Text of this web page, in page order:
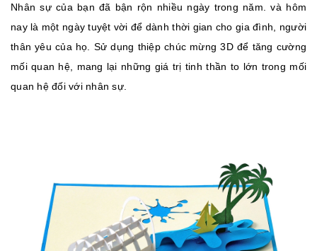
Nhân sự của bạn đã bận rộn nhiều ngày trong năm. và hôm
nay là một ngày tuyệt vời để dành thời gian cho gia đình, người
thân yêu của họ. Sử dụng thiệp chúc mừng 3D để tăng cường
mối quan hệ, mang lại những giá trị tinh thần to lớn trong mối
quan hệ đối với nhân sự.